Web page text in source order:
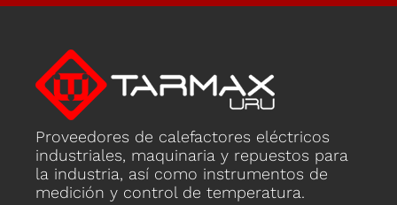
Proveedores de calefactores eléctricos
industriales, maquinaria y repuestos para
la industria, así como instrumentos de
medición y control de temperatura.